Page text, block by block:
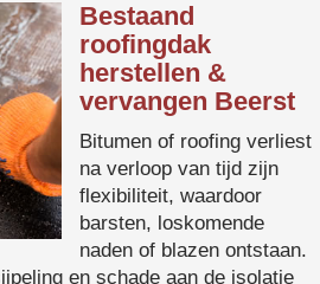
Bestaand
roofingdak
herstellen &
vervangen Beerst
Bitumen of roofing verliest
na verloop van tijd zijn
flexibiliteit, waardoor
barsten, loskomende
naden of blazen ontstaan.
en schade aan de isolatie